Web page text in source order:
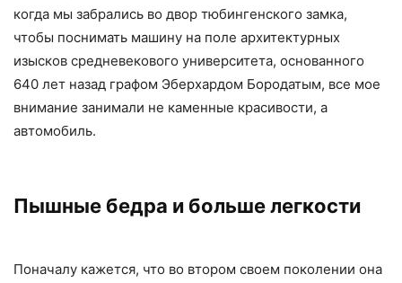
когда мы забрались во двор тюбингенского замка,
чтобы поснимать машину на поле архитектурных
изысков средневекового университета, основанного
640 лет назад графом Эберхардом Бородатым, все мое
внимание занимали не каменные красивости, а
автомобиль.
Пышные бедра и больше легкости
Поначалу кажется, что во втором своем поколении она